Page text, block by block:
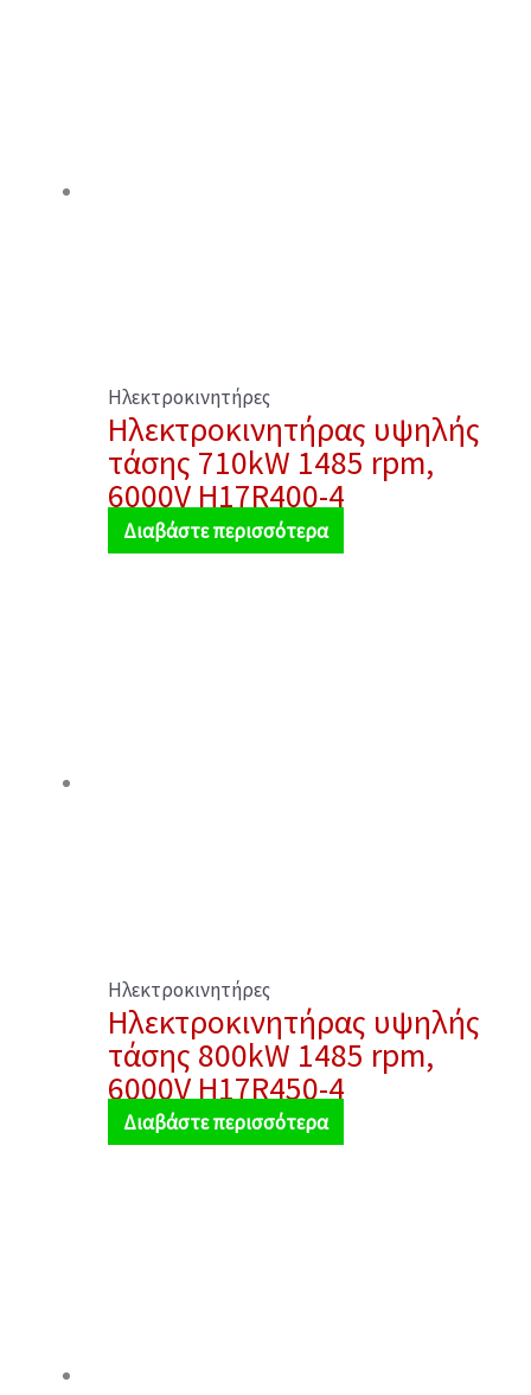
Ηλεκτροκινητήρες
Ηλεκτροκινητήρας υψηλής
τάσης 710kW 1485 rpm,
6000V H17R400-4
Διαβάστε περισσότερα
Ηλεκτροκινητήρες
Ηλεκτροκινητήρας υψηλής
τάσης 800kW 1485 rpm,
6000V H17R450-4
Διαβάστε περισσότερα